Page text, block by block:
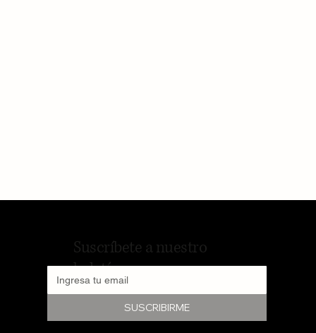
Suscríbete a nuestro
boletín
SUSCRIBIRME